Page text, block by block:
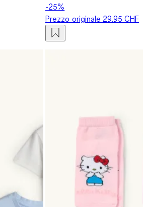
-25%
Prezzo originale 29.95 CHF